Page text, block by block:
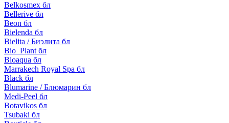
Belkosmex бл
Bellerive бл
Beon бл
Bielenda бл
Bielita / Биэлита бл
Bio_Plant бл
Bioaqua бл
Marrakech Royal Spa бл
Black бл
Blumarine / Блюмарин бл
Medi-Peel бл
Botavikos бл
Tsubaki бл